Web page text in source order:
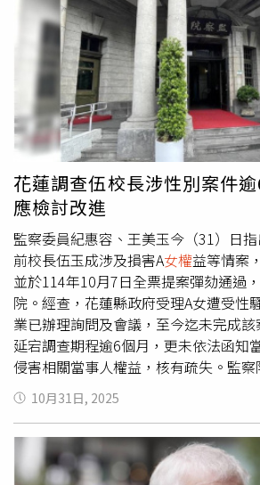
Obrador）一樣，拒絕恢復「總統衛隊
常於公開場合徒步與民眾互動。然而，
界強烈批評，尤其近期烏魯阿潘市長
Manzo）剛在公開活動中遭暗殺，使總
感。依墨西哥《聯邦刑法》，非自願身
最高可判五年徒刑。目前媒體稱涉事
未證實。女性部門與多個團體發聲指出
也難以倖免於性騷擾」，並呼籲社會
師瓦斯奎茲（Diana Luz Vázquez）批
保護總統」的理念已不切實際。若普通
統，更別說一般女性的安全。外界擔
器，後果將不堪設想。此次事件除暴露
容忍，也再度掀起對高層維安體系的
花蓮調查伍校長涉性別案件
應檢討改進
監察委員紀惠容、王美玉今（31）日
前校長伍玉成涉及損害A女權益等情案
並於114年10月7日全票提案彈劾通過
院。經查，花蓮縣政府受理A女遭受性
業已辦理詢問及會議，至今迄未完成
延宕調查期程逾6個月，更未依法函知
侵害相關當事人權益，核有疏失。監
境委員會於114年10月22日通過該份
縣政府檢討改進。監委表示，花蓮縣
伍玉成(下稱伍校長)知悉A女已婚，且2
務性編組組織職員，分別報名及奉派
大學參加會議，並住宿於主辦單位提
10月31日, 2025